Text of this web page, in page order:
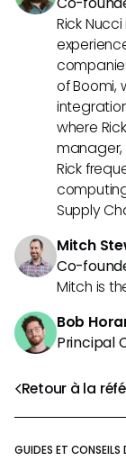
Retour à la
GUIDES ET
Rick
of Boomi,
where
manager,
Rick
Supply
Mitch
Co-
Mitch is
Bob
Principal